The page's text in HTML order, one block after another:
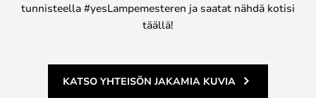
tunnisteella #yesLampemesteren ja saatat nähdä kotisi
täällä!
KATSO YHTEISÖN JAKAMIA KUVIA